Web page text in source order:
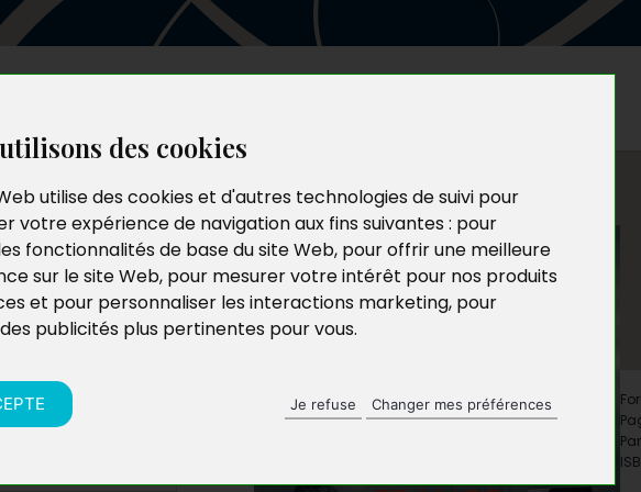
des cookies
utilise des cookies et d'autres technologies de suivi pour
votre expérience de navigation aux fins suivantes : pour
fonctionnalités de base du site Web, pour offrir une meilleure
sur le site Web, pour mesurer votre intérêt pour nos produits
et pour personnaliser les interactions marketing, pour
publicités plus pertinentes pour vous.
Je refuse Changer mes préférences
de la